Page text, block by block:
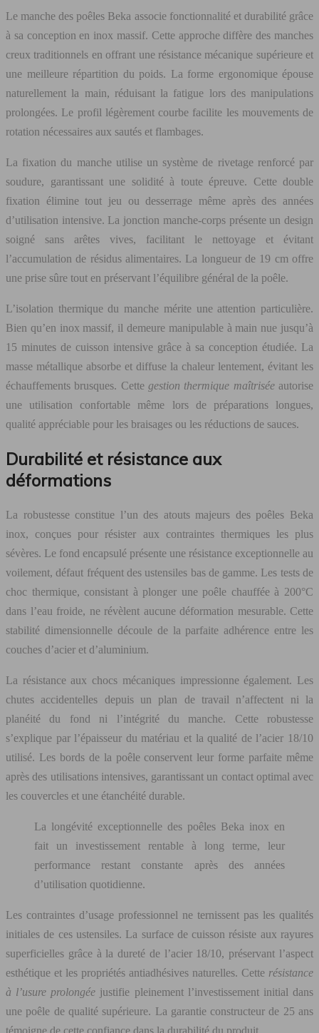
Le manche des poêles Beka associe fonctionnalité et durabilité grâce
à sa conception en inox massif. Cette approche diffère des manches
creux traditionnels en offrant une résistance mécanique supérieure et
une meilleure répartition du poids. La forme ergonomique épouse
naturellement la main, réduisant la fatigue lors des manipulations
prolongées. Le profil légèrement courbe facilite les mouvements de
rotation nécessaires aux sautés et flambages.
La fixation du manche utilise un système de rivetage renforcé par
soudure, garantissant une solidité à toute épreuve. Cette double
fixation élimine tout jeu ou desserrage même après des années
d’utilisation intensive. La jonction manche-corps présente un design
soigné sans arêtes vives, facilitant le nettoyage et évitant
l’accumulation de résidus alimentaires. La longueur de 19 cm offre
une prise sûre tout en préservant l’équilibre général de la poêle.
L’isolation thermique du manche mérite une attention particulière.
Bien qu’en inox massif, il demeure manipulable à main nue jusqu’à
15 minutes de cuisson intensive grâce à sa conception étudiée. La
masse métallique absorbe et diffuse la chaleur lentement, évitant les
échauffements brusques. Cette gestion thermique maîtrisée autorise
une utilisation confortable même lors de préparations longues,
qualité appréciable pour les braisages ou les réductions de sauces.
Durabilité et résistance aux
déformations
La robustesse constitue l’un des atouts majeurs des poêles Beka
inox, conçues pour résister aux contraintes thermiques les plus
sévères. Le fond encapsulé présente une résistance exceptionnelle au
voilement, défaut fréquent des ustensiles bas de gamme. Les tests de
choc thermique, consistant à plonger une poêle chauffée à 200°C
dans l’eau froide, ne révèlent aucune déformation mesurable. Cette
stabilité dimensionnelle découle de la parfaite adhérence entre les
couches d’acier et d’aluminium.
La résistance aux chocs mécaniques impressionne également. Les
chutes accidentelles depuis un plan de travail n’affectent ni la
planéité du fond ni l’intégrité du manche. Cette robustesse
s’explique par l’épaisseur du matériau et la qualité de l’acier 18/10
utilisé. Les bords de la poêle conservent leur forme parfaite même
après des utilisations intensives, garantissant un contact optimal avec
les couvercles et une étanchéité durable.
La longévité exceptionnelle des poêles Beka inox en
fait un investissement rentable à long terme, leur
performance restant constante après des années
d’utilisation quotidienne.
Les contraintes d’usage professionnel ne ternissent pas les qualités
initiales de ces ustensiles. La surface de cuisson résiste aux rayures
superficielles grâce à la dureté de l’acier 18/10, préservant l’aspect
esthétique et les propriétés antiadhésives naturelles. Cette résistance
à l’usure prolongée justifie pleinement l’investissement initial dans
une poêle de qualité supérieure. La garantie constructeur de 25 ans